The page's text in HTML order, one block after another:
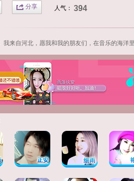
分享 人气： 394
我来自河北，愿我和我的朋友们，在音乐的海洋